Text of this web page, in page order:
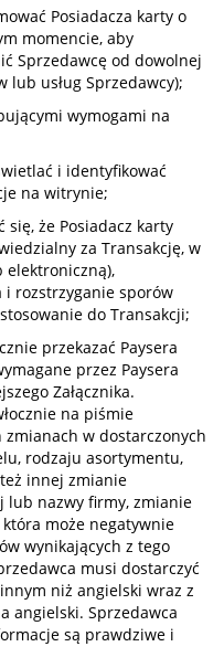
Posiadacza karty o
momencie, aby
Sprzedawcę od dowolnej
usług Sprzedawcy);
wymogami na
i identyfikować
na witrynie;
że Posiadacz karty
za Transakcję, w
elektroniczną),
i rozstrzyganie sporów
do Transakcji;
przekazać Paysera
przez Paysera
Załącznika.
na piśmie
w dostarczonych
rodzaju asortymentu,
innej zmianie
lub nazwy firmy, zmianie
może negatywnie
wynikających z tego
musi dostarczyć
niż angielski wraz z
angielski. Sprzedawca
są prawdziwe i